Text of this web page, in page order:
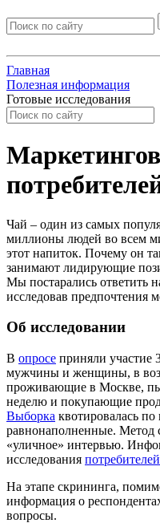
Главная
Полезная информация
Готовые исследования
Чай – один из самых
миллионы людей во всем
этот напиток. Почему он
занимают лидирующие
Мы постарались ответить
исследовав предпочтения
Об исследовании
В опросе приняли участие
мужчины и женщины, в
проживающие в Москве,
неделю и покупающие
Выборка квотировалась
равнонаполненные. Метод
«уличное» интервью.
исследования
На этапе скрининга,
информация о
вопросы.